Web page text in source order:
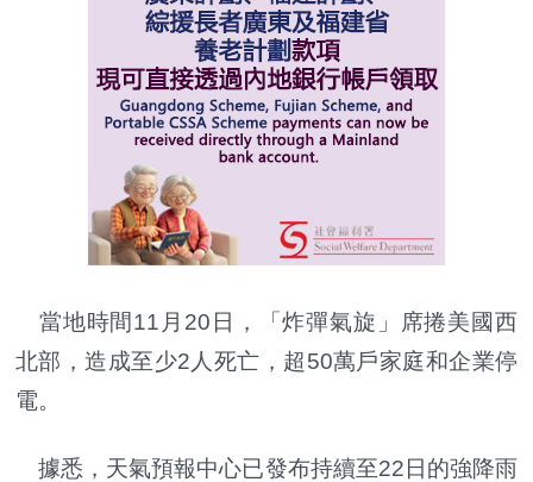
當地時間11月20日，「炸彈氣旋」席捲美國西
北部，造成至少2人死亡，超50萬戶家庭和企業停
電。
據悉，天氣預報中心已發布持續至22日的強降雨